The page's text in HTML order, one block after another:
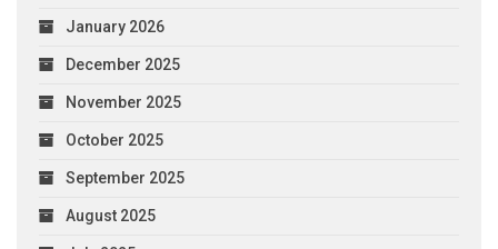
January 2026
December 2025
November 2025
October 2025
September 2025
August 2025